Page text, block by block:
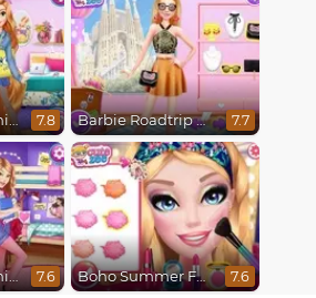
Year Round Fashionista Rapunzel 7.8 Barbie Roadtrip Adventure 7.7
Year Round Fashionista Belle 7.6 Boho Summer Festival Besties 7.6